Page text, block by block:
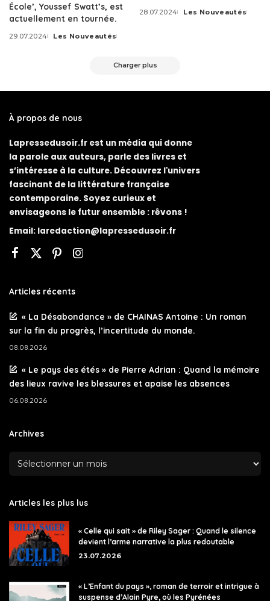
École’, Youssef Swatt’s, est
actuellement en tournée.
29.07.2024
Posted
Les Nouveautés
28.07.2024
Posted
Les Nouveautés
Charger plus
À propos de nous
Lapressedusoir.fr est un média qui donne
la parole aux auteurs, parle des livres et
s’intéresse à la culture. Découvrez l'univers
fascinant de la littérature française
contemporaine. Soyez curieux et
envisageons le futur ensemble : rêvons !
Email: laredaction@lapressedusoir.fr
Articles récents
« La Désabondance » de CHAINAS Antoine : Un roman
sur la fin du progrès, l’incertitude du monde.
08.08.2026
« Le pays des étés » de Pierre Adrian : Quand la mémoire
des lieux ravive les blessures et apaise les absences
06.08.2026
Archives
Articles les plus lus
« Celle qui sait » de Riley Sager : Quand le silence
devient l’arme narrative la plus redoutable
23.07.2026
« L’Enfant du pays », roman de terroir et intrigue à
suspense d’Alain Pyre, où les Pyrénées